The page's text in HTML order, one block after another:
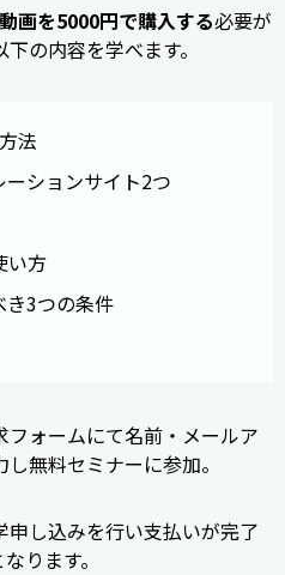
画を5000円で購入する必要が
の内容を学べます。
法
ションサイト2つ
い方
き3つの条件
ォームにて名前・メールア
無料セミナーに参加。
し込みを行い支払いが完了
ります。